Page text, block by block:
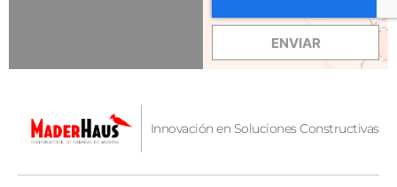
ENVIAR
Innovación en Soluciones Constructivas